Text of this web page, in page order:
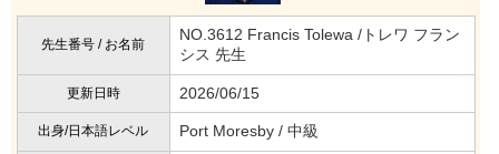
先生番号 / お名前
NO.3612 Francis Tolewa /トレワ フラン
シス 先生
更新日時 2026/06/15
出身/日本語レベル Port Moresby / 中級